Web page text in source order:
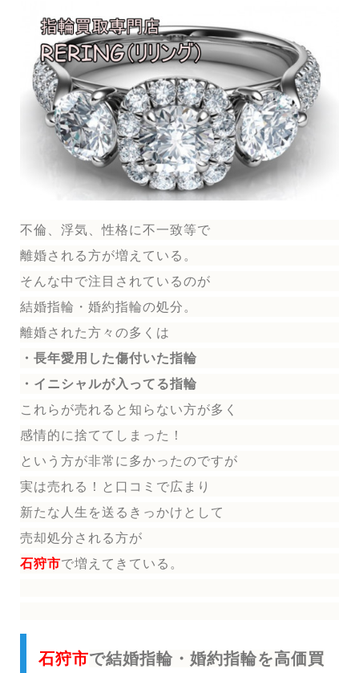
不倫、浮気、性格に不一致等で
離婚される方が増えている。
そんな中で注目されているのが
結婚指輪 ・婚約指輪の処分。
離婚された方々の多くは
・長年愛用した傷付いた指輪
・イニシャルが入ってる指輪
これらが売れると知らない方が多く
感情的に捨ててしまった！
という方が非常に多かったのですが
実は売れる！と口コミで広まり
新たな人生を送る きっかけとして
売却処分される方が
石狩市で増えてきている。
石狩市で結婚指輪・婚約指輪を高価買